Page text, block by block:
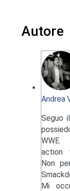
Autore
Andrea
Seguo
WWE.
action
Non
Mi